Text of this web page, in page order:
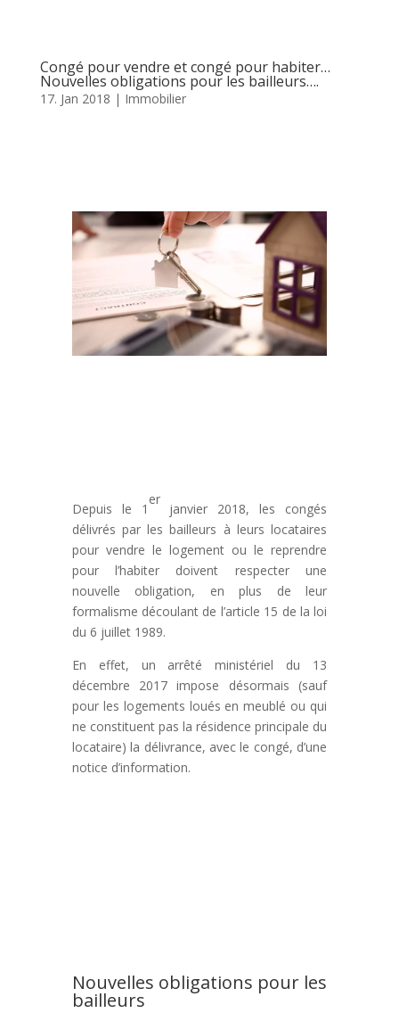
Congé pour vendre et congé pour habiter…
Nouvelles obligations pour les bailleurs….
17. Jan 2018 | Immobilier
Depuis le 1
er
janvier 2018, les congés
délivrés par les bailleurs à leurs locataires
pour vendre le logement ou le reprendre
pour l’habiter doivent respecter une
nouvelle obligation, en plus de leur
formalisme découlant de l’article 15 de la loi
du 6 juillet 1989.
En effet, un arrêté ministériel du 13
décembre 2017 impose désormais (sauf
pour les logements loués en meublé ou qui
ne constituent pas la résidence principale du
locataire) la délivrance, avec le congé, d’une
notice d’information.
Nouvelles obligations pour les
bailleurs